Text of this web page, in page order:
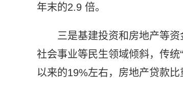
年末的2.9 倍。
三是基建投资和房地产等
社会事业等民生领域倾斜，传
以来的19%左右，房地产贷款